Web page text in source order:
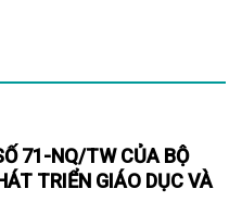
71-NQ/TW CỦA BỘ
TRIỂN GIÁO DỤC VÀ